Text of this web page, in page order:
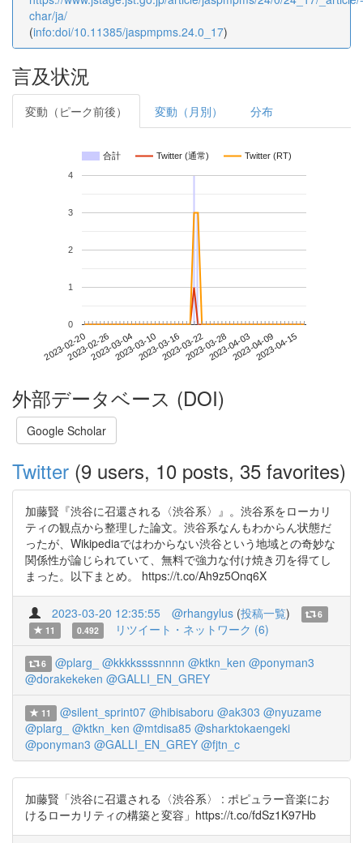
char/ja/
(info:doi/10.11385/jaspmpms.24.0_17)
言及状況
変動（ピーク前後） 変動（月別） 分布
合計 Twitter (通常) Twitter (RT)
2023-02-202023-02-262023-03-042023-03-102023-03-162023-03-222023-03-282023-04-032023-04-092023-04-15
0
1
2
3
4
外部データベース (DOI)
Google Scholar
Twitter (9 users, 10 posts, 35 favorites)
加藤賢『渋谷に召還される〈渋谷系〉』。渋谷系をローカリ
ティの観点から整理した論文。渋谷系なんもわからん状態だ
ったが、Wikipediaではわからない渋谷という地域との奇妙な
関係性が論じられていて、無料で強力な付け焼き刃を得てし
まった。以下まとめ。 https://t.co/Ah9z5Onq6X
2023-03-20 12:35:55 @rhangylus (投稿一覧)
6
11
0.492 リツイート・ネットワーク (6)
6 @plarg_ @kkkkssssnnnn @ktkn_ken @ponyman3
@dorakekeken @GALLI_EN_GREY
11 @silent_sprint07 @hibisaboru @ak303 @nyuzame
@plarg_
@ktkn_ken @mtdisa85 @sharktokaengeki
@ponyman3 @GALLI_EN_GREY @fjtn_c
加藤賢「渋谷に召還される〈渋谷系〉 : ポピュラー音楽にお
けるローカリティの構築と変容」https://t.co/fdSz1K97Hb